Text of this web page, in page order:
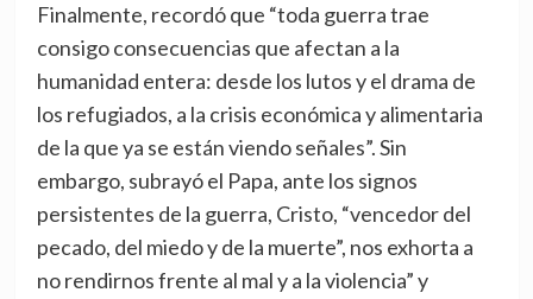
Finalmente, recordó que “toda guerra trae
consigo consecuencias que afectan a la
humanidad entera: desde los lutos y el drama de
los refugiados, a la crisis económica y alimentaria
de la que ya se están viendo señales”. Sin
embargo, subrayó el Papa, ante los signos
persistentes de la guerra, Cristo, “vencedor del
pecado, del miedo y de la muerte”, nos exhorta a
no rendirnos frente al mal y a la violencia” y